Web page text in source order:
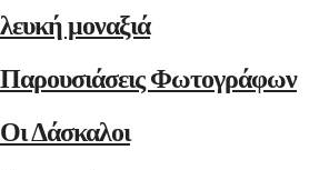
λευκή μοναξιά
Παρουσιάσεις Φωτογράφων
Οι Δάσκαλοι